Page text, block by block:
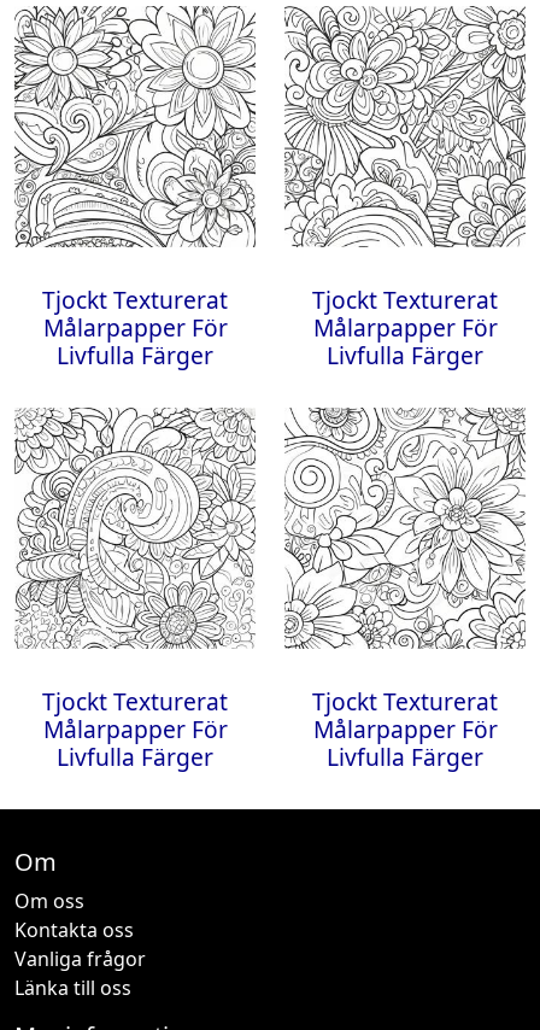
Tjockt Texturerat
Målarpapper För
Livfulla Färger
Tjockt Texturerat
Målarpapper För
Livfulla Färger
Tjockt Texturerat
Målarpapper För
Livfulla Färger
Tjockt Texturerat
Målarpapper För
Livfulla Färger
Om
Om oss
Kontakta oss
Vanliga frågor
Länka till oss